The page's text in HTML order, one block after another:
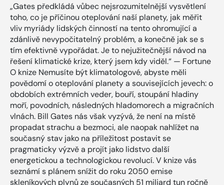
„Gates předkládá vůbec nejsrozumitelnější vysvětlení
toho, co je příčinou oteplování naší planety, jak měřit
vliv myriády lidských činností na tento ohromující a
zdánlivě nevypočitatelný problém, a konečně jak se s
tím efektivně vypořádat. Je to nejužitečnější návod na
řešení klimatické krize, který jsem kdy viděl.“ — Fortune
O knize Nemusíte být klimatologové, abyste měli
povědomí o oteplování planety a souvisejících jevech: o
obdobích extrémních veder, bouří, stoupání hladiny
moří, povodních, následných hladomorech a migračních
vlnách. Bill Gates nás však vyzývá, že není na místě
propadat strachu a bezmoci, ale naopak nahlížet na
současný stav jako na příležitost postavit se
pragmaticky výzvě a projít jako lidstvo další
energetickou a technologickou revolucí. V knize vás
seznámí s plánem snížit do roku 2050 emise
skleníkových plynů ze současných 51 miliard tun ročně